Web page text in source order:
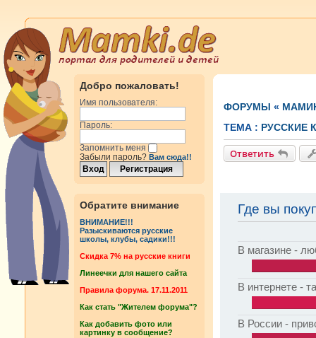
Добро пожаловать!
Имя пользователя:
Пароль:
Запомнить меня
Забыли пароль? Вам сюда!!
Обратите внимание
ВНИМАНИЕ!!!
Разыскиваются русские
школы, клубы, садики!!!
Cкидка 7% на русские книги
Линеечки для нашего сайта
Правила форума. 17.11.2011
Как стать "Жителем форума"?
Как добавить фото или
картинку в сообщение?
ФОРУМЫ «
ТЕМА : РУССКИЕ
Ответить
Где вы
В магазине -
В интернете -
В России -